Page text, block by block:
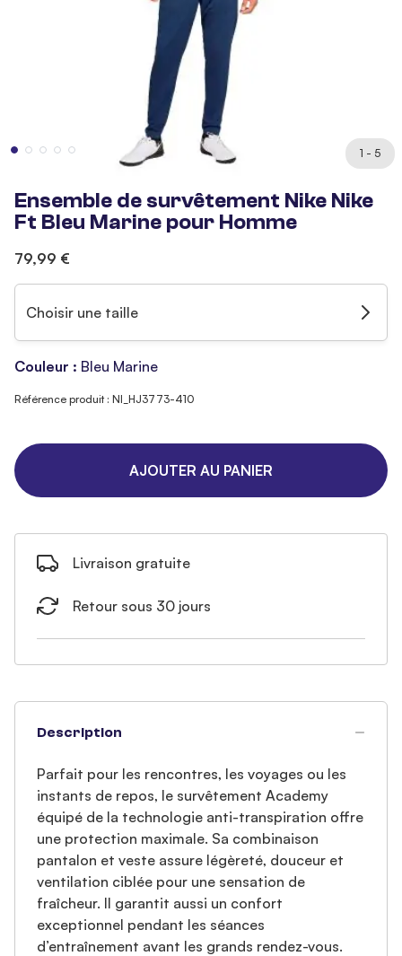
1 - 5
Ensemble de survêtement Nike Nike
Ft Bleu Marine pour Homme
79,99 €
Choisir une taille
Couleur : Bleu Marine
Référence produit : NI_HJ3773-410
AJOUTER AU PANIER
Livraison gratuite
Retour sous 30 jours
Description
Parfait pour les rencontres, les voyages ou les
instants de repos, le survêtement Academy
équipé de la technologie anti-transpiration offre
une protection maximale. Sa combinaison
pantalon et veste assure légèreté, douceur et
ventilation ciblée pour une sensation de
fraîcheur. Il garantit aussi un confort
exceptionnel pendant les séances
d’entraînement avant les grands rendez-vous.